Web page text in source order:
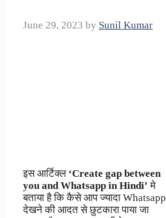
June 29, 2023 by Sunil Kumar
इस आर्टिक्ल ‘Create gap between
you and Whatsapp in Hindi’ मे
बताया है कि कैसे आप ज्यादा Whatsapp
देखने की आदत से छुटकारा पाया जा